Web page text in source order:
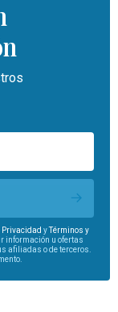
Privacidad yTérminos y
información u ofertas
afiliadas o de terceros.